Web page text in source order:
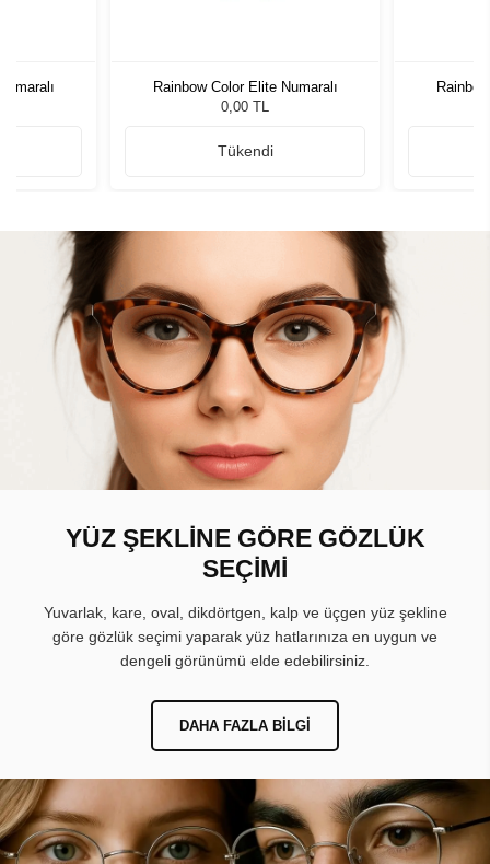
Rainbow Color Elite Numaralı
0,00 TL
Tükendi
YÜZ ŞEKLİNE GÖRE GÖZLÜK
SEÇİMİ
Yuvarlak, kare, oval, dikdörtgen, kalp ve üçgen yüz şekline
göre gözlük seçimi yaparak yüz hatlarınıza en uygun ve
dengeli görünümü elde edebilirsiniz.
DAHA FAZLA BILGI